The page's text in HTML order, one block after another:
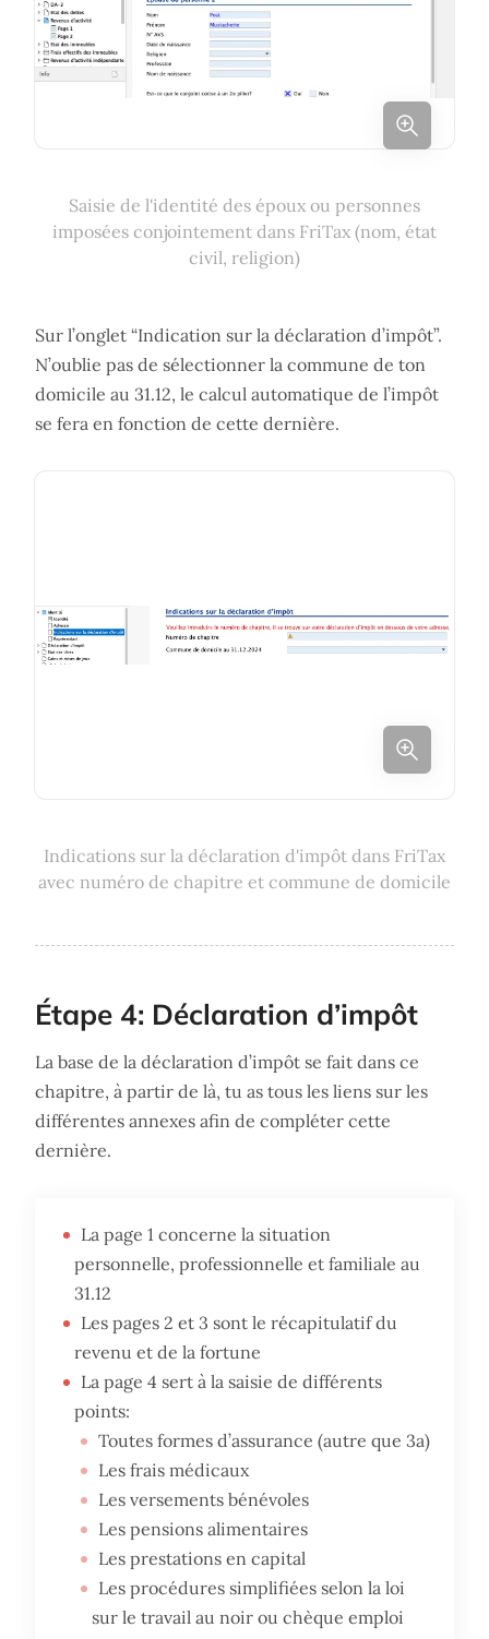
Saisie de l'identité des époux ou personnes
imposées conjointement dans FriTax (nom, état
civil, religion)
Sur l’onglet “Indication sur la déclaration d’impôt”.
N’oublie pas de sélectionner la commune de ton
domicile au 31.12, le calcul automatique de l’impôt
se fera en fonction de cette dernière.
Indications sur la déclaration d'impôt dans FriTax
avec numéro de chapitre et commune de domicile
Étape 4: Déclaration d’impôt
La base de la déclaration d’impôt se fait dans ce
chapitre, à partir de là, tu as tous les liens sur les
différentes annexes afin de compléter cette
dernière.
La page 1 concerne la situation
personnelle, professionnelle et familiale au
31.12
Les pages 2 et 3 sont le récapitulatif du
revenu et de la fortune
La page 4 sert à la saisie de différents
points:
Toutes formes d’assurance (autre que 3a)
Les frais médicaux
Les versements bénévoles
Les pensions alimentaires
Les prestations en capital
Les procédures simplifiées selon la loi
sur le travail au noir ou chèque emploi